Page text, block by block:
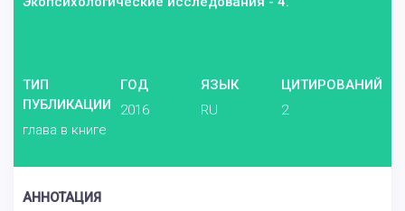
ТИП
ПУБЛИКАЦИИ
глава в книге
ГОД
2016
ЯЗЫК
RU
ЦИТИРОВАНИЙ
2
АННОТАЦИЯ